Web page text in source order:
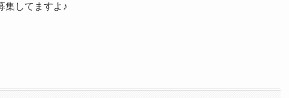
集してますよ♪